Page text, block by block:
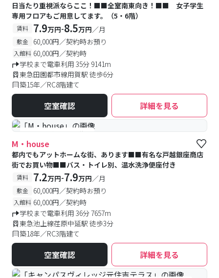
日当たり重視派ならここ！■■全室南東向き！■■ 女子学生
専用フロアもご用意してます。（5・6階）
賃料 7.9万円-8.5万円／月
敷金 60,000円／契約時お預り
入館料 60,000円／契約時
学校まで電車利用 35分 9141m
東急田園都市線用賀駅 徒歩6分
築15年／RC8階建て
空室確認 詳細を見る
#予約受付中 #空室待ち
M・house
都内でもアットホームな街、あります■■有名な戸越銀座商店
街でお買い物■■バス・トイレ別、温水洗浄便座付き
賃料 7.2万円-7.9万円／月
敷金 60,000円／契約時お預り
入館料 60,000円／契約時
学校まで電車利用 36分 7657m
東急池上線荏原中延駅 徒歩3分
築18年／RC3階建て
空室確認 詳細を見る